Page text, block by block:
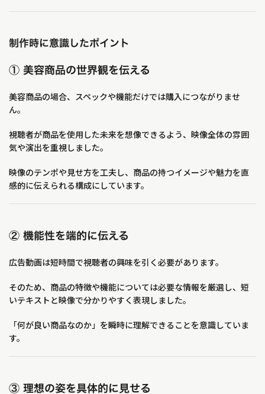
制作時に意識したポイント
① 美容商品の世界観を伝える
美容商品の場合、スペックや機能だけでは購入につながりませ
ん。
視聴者が商品を使用した未来を想像できるよう、映像全体の雰囲
気や演出を重視しました。
映像のテンポや見せ方を工夫し、商品の持つイメージや魅力を直
感的に伝えられる構成にしています。
② 機能性を端的に伝える
広告動画は短時間で視聴者の興味を引く必要があります。
そのため、商品の特徴や機能については必要な情報を厳選し、短
いテキストと映像で分かりやすく表現しました。
「何が良い商品なのか」を瞬時に理解できることを意識していま
す。
③ 理想の姿を具体的に見せる